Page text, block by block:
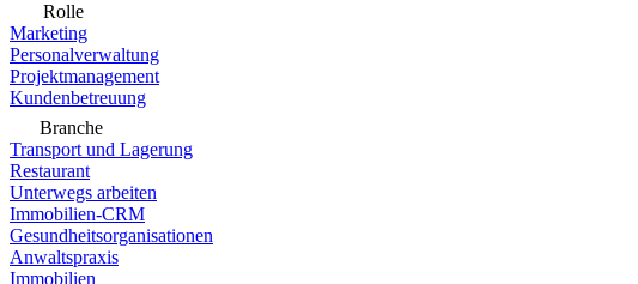
Rolle
Marketing
Personalverwaltung
Projektmanagement
Kundenbetreuung
Branche
Transport und Lagerung
Restaurant
Unterwegs arbeiten
Immobilien-CRM
Gesundheitsorganisationen
Anwaltspraxis
Immobilien